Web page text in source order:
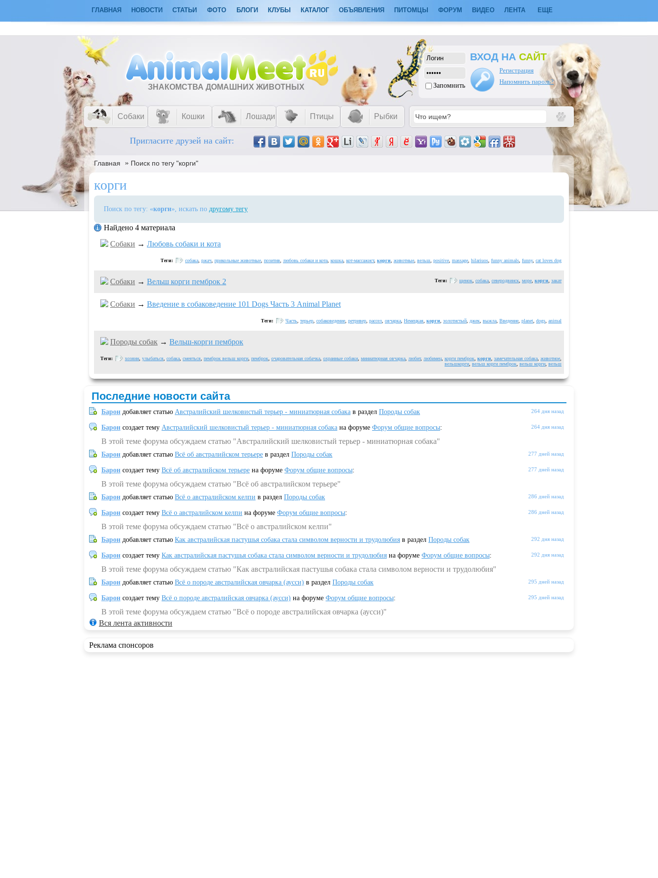
ГЛАВНАЯ НОВОСТИ СТАТЬИ ФОТО БЛОГИ КЛУБЫ КАТАЛОГ ОБЪЯВЛЕНИЯ ПИТОМЦЫ ФОРУМ ВИДЕО ЛЕНТА ЕЩЕ
ЗНАКОМСТВА ДОМАШНИХ ЖИВОТНЫХ Запомнить
ВХОД НА САЙТ
Регистрация
Напомнить пароль?
Собаки Кошки Лошади Птицы Рыбки
Пригласите друзей на сайт:
Главная » Поиск по тегу "корги"
корги
Поиск по тегу: «корги», искать по другому тегу
Найдено 4 материала
Собаки → Любовь собаки и кота
Теги: собака ржач прикольные животные позитив любовь собаки и кота кошка кот-массажист, корги животные вельш positive massage hilariuos funny animals funny, cat loves dog
Собаки → Вельш корги пемброк 2 Теги: щенок собака северодвинск море корги закат
Собаки → Введение в собаковедение 101 Dogs Часть 3 Animal Planet
Теги: Часть терьер собаковедение ретривер рассел овчарка Немецкая корги золотистый джек выжла Введение planet dogs animal
Породы собак → Вельш-корги пемброк
Теги: хозяин улыбаться собака смеяться пемброк вельш корги пемброк очаровательная собачка охранные собаки миниатюрная овчарка любит, любимец корги пемброк корги замечательная собака животное
вельшкорги вельш корги пемброк вельш корги вельш
Последние новости сайта
264 дня назад
Барон добавляет статью Австралийский шелковистый терьер - миниатюрная собака в раздел Породы собак
264 дня назад
Барон создает тему Австралийский шелковистый терьер - миниатюрная собака на форуме Форум общие вопросы:
В этой теме форума обсуждаем статью "Австралийский шелковистый терьер - миниатюрная собака"
277 дней назад
Барон добавляет статью Всё об австралийском терьере в раздел Породы собак
277 дней назад
Барон создает тему Всё об австралийском терьере на форуме Форум общие вопросы:
В этой теме форума обсуждаем статью "Всё об австралийском терьере"
286 дней назад
Барон добавляет статью Всё о австралийском келпи в раздел Породы собак
286 дней назад
Барон создает тему Всё о австралийском келпи на форуме Форум общие вопросы:
В этой теме форума обсуждаем статью "Всё о австралийском келпи"
292 дня назад
Барон добавляет статью Как австралийская пастушья собака стала символом верности и трудолюбия в раздел Породы собак
292 дня назад
Барон создает тему Как австралийская пастушья собака стала символом верности и трудолюбия на форуме Форум общие вопросы:
В этой теме форума обсуждаем статью "Как австралийская пастушья собака стала символом верности и трудолюбия"
295 дней назад
Барон добавляет статью Всё о породе австралийская овчарка (аусси) в раздел Породы собак
295 дней назад
Барон создает тему Всё о породе австралийская овчарка (аусси) на форуме Форум общие вопросы:
В этой теме форума обсуждаем статью "Всё о породе австралийская овчарка (аусси)"
Вся лента активности
Реклама спонсоров